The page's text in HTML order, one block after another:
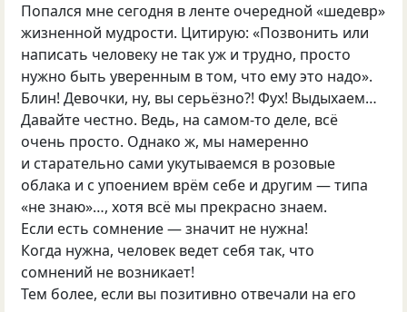
Попался мне сегодня в ленте очередной «шедевр»
жизненной мудрости. Цитирую: «Позвонить или
написать человеку не так уж и трудно, просто
нужно быть уверенным в том, что ему это надо».
Блин! Девочки, ну, вы серьёзно?! Фух! Выдыхаем…
Давайте честно. Ведь, на самом-то деле, всё
очень просто. Однако ж, мы намеренно
и старательно сами укутываемся в розовые
облака и с упоением врём себе и другим — типа
«не знаю»…, хотя всё мы прекрасно знаем.
Если есть сомнение — значит не нужна!
Когда нужна, человек ведет себя так, что
сомнений не возникает!
Тем более, если вы позитивно отвечали на его